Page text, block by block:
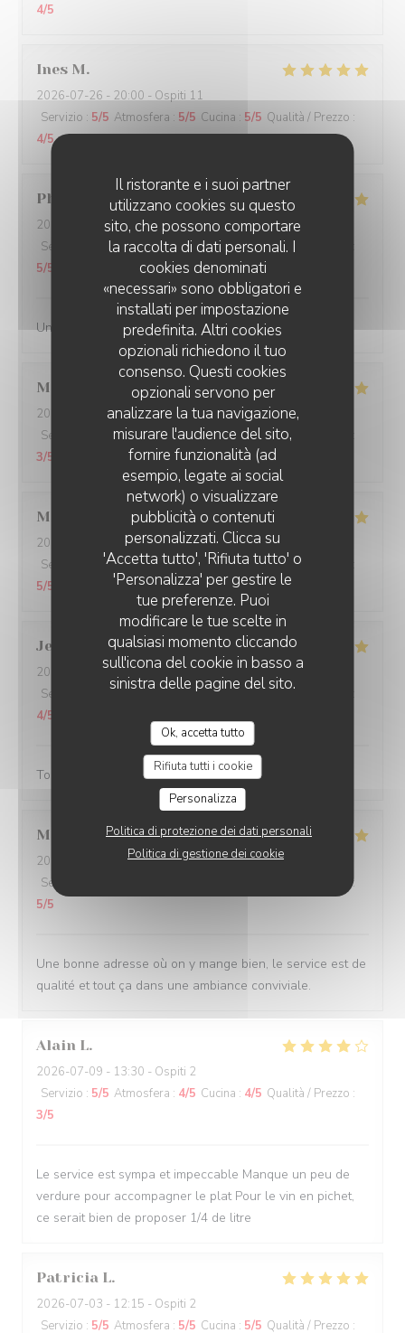
Il ristorante e i suoi partner
utilizzano cookies su questo
sito, che possono comportare
la raccolta di dati personali. I
cookies denominati
«necessari» sono obbligatori e
installati per impostazione
predefinita. Altri cookies
opzionali richiedono il tuo
consenso. Questi cookies
opzionali servono per
analizzare la tua navigazione,
misurare l'audience del sito,
fornire funzionalità (ad
esempio, legate ai social
network) o visualizzare
pubblicità o contenuti
personalizzati. Clicca su
'Accetta tutto', 'Rifiuta tutto' o
'Personalizza' per gestire le
tue preferenze. Puoi
modificare le tue scelte in
qualsiasi momento cliccando
sull'icona del cookie in basso a
sinistra delle pagine del sito.
Ok, accetta tutto
Rifiuta tutti i cookie
Personalizza
Politica di protezione dei dati personali
Politica di gestione dei cookie
4/5
Ines M
2026-07-26 - 20:00 - Ospiti 11
Servizio : 5/5 Atmosfera : 5/5 Cucina : 5/5 Qualità / Prezzo :
4/5
Philippe B
2026-07-27
- 12:00 - Ospiti 3
Servizio
Atmosfera: 4/5 Cucina:5/5 Qualità / Prezzo
5/5
Une simplicite de quslite
Manuel
2026-07-22
- 12:15 - Ospiti 2
Servizio
Atmosfera :4/5 Cucina 4/5 Qualità / Prezzo
3/5
Mathilde
2026-07-13
- 20:00 - Ospiti 3
Servizio
/5 Atmosfera: 5/5 Cucina:5 /5 Qualità / Prezzo
5/5
Jean-Louis B
2026-07-14- 19:30 - Ospiti 3
Servizio
Atmosfera: 4/5 Cucina: 5/5 Qualità / Prezzo
4/5
Toujours agréable de venir au Rizzo
Merouane B
2026-07-11
- 20:15 - Ospiti 6
Servizio
:
5/5
Une bonne adresse où on y mange bien, le service est de
qualité et tout ça dans une ambiance conviviale.
Alain L
2026-07-09 - 13:30 - Ospiti 2
Servizio : 5/5 Atmosfera : 4/5 Cucina : 4/5 Qualità / Prezzo :
3/5
Le service est sympa et impeccable Manque un peu de
verdure pour accompagner le plat Pour le vin en pichet,
ce serait bien de proposer 1/4 de litre
Patricia L
2026-07-03 - 12:15 - Ospiti 2
Servizio : 5/5 Atmosfera : 5/5 Cucina : 5/5 Qualità / Prezzo :